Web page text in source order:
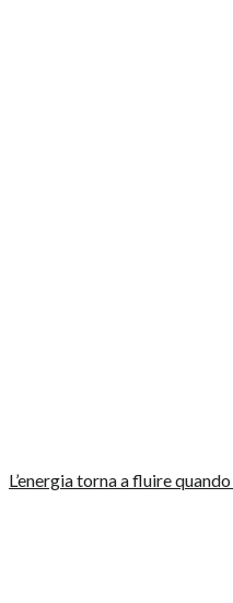
L’energia torna a fluire